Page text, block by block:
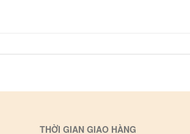
THỜI GIAN GIAO HÀNG